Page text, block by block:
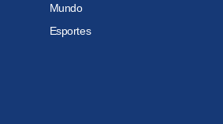
Mundo
Esportes